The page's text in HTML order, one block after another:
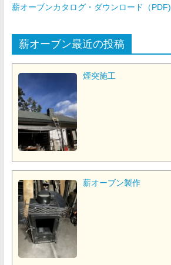
薪オーブンカタログ・ダウンロード（PDF)
薪オーブン最近の投稿
煙突施工
薪オーブン製作